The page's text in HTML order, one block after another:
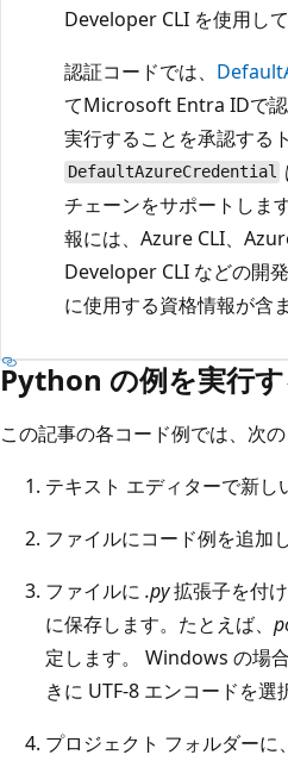
Developer CLI を使用し
認証コードでは、
てMicrosoft Entra IDで
実行することを承認する
DefaultAzureCredential
チェーンをサポートしま
報には、Azure CLI、
Developer CLI などの開
に使用する資格情報が含
Python の例を実行
この記事の各コード例では、次の
テキスト エディターで新し
ファイルにコード例を追加し
ファイルに .py拡張子を付
に保存します。たとえば、
定します。 Windows の場
きに UTF-8 エンコードを選
プロジェクト フォルダーに